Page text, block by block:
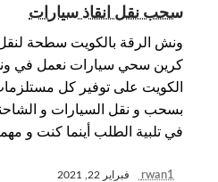
سحب نقل انقاذ سيارات
ونش الرقة بالكويت سطحة
كرين سحي سيارات نعمل في
الكويت على توفير كل
بسحب و نقل السيارات و
في تلبية الطلب أينما كنت و
rwan1 فبراير 22, 2021